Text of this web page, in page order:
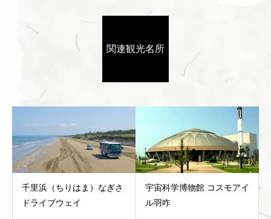
関連観光名所
千里浜（ちりはま）なぎさ
ドライブウェイ
宇宙科学博物館 コスモアイ
ル羽咋